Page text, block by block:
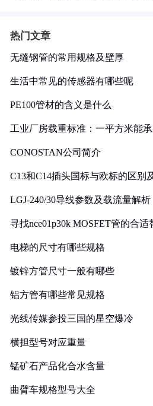
热门文章
无缝钢管的常用规格及壁厚
生活中常见的传感器有哪些呢
PE100管材的含义是什么
工业厂房载重标准：一平方米能
CONOSTAN公司简介
C13和C14插头国标与欧标的区别
LGJ-240/30导线参数及载流量解析
寻找nce01p30k MOSFET管的合适
电梯的尺寸有哪些规格
镀锌方管尺寸一般有哪些
铝方管有哪些常见规格
光线传媒参投三国的星空爆冷
横担型号对应重量
锰矿石产品化合水含量
曲臂车规格型号大全